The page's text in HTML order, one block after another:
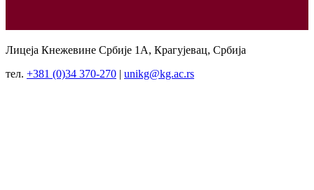
Лицеја Кнежевине Србије 1А, Крагујевац, Србија
тел. +381 (0)34 370-270 | unikg@kg.ac.rs